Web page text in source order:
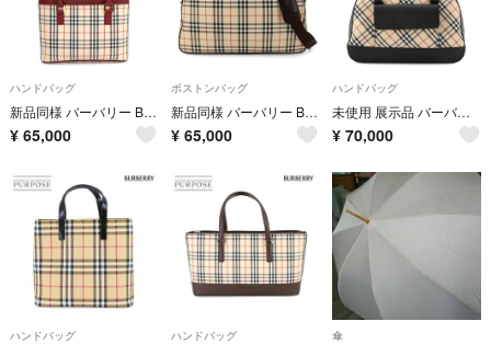
ハンドバッグ
新品同様 バーバリー BURBERRY ノバチェック ハンド バッグ キャンバス レザー ベージュ ボルドー ゴールド 金具 Hand Bag 90322603
¥ 65,000
ボストンバッグ
新品同様 バーバリー BURBERRY ノバチェック 2way ボストン ショルダー バッグ キャンバス レザー ベージュ ブラウン Boston Bag 90319960
¥ 65,000
ハンドバッグ
未使用 展示品 バーバリー BURBERRY ノバチェック ミニ ボストン ハンド バッグ キャンバス レザー ベージュ ブラック 90316658
¥ 70,000
ハンドバッグ ハンドバッグ 傘